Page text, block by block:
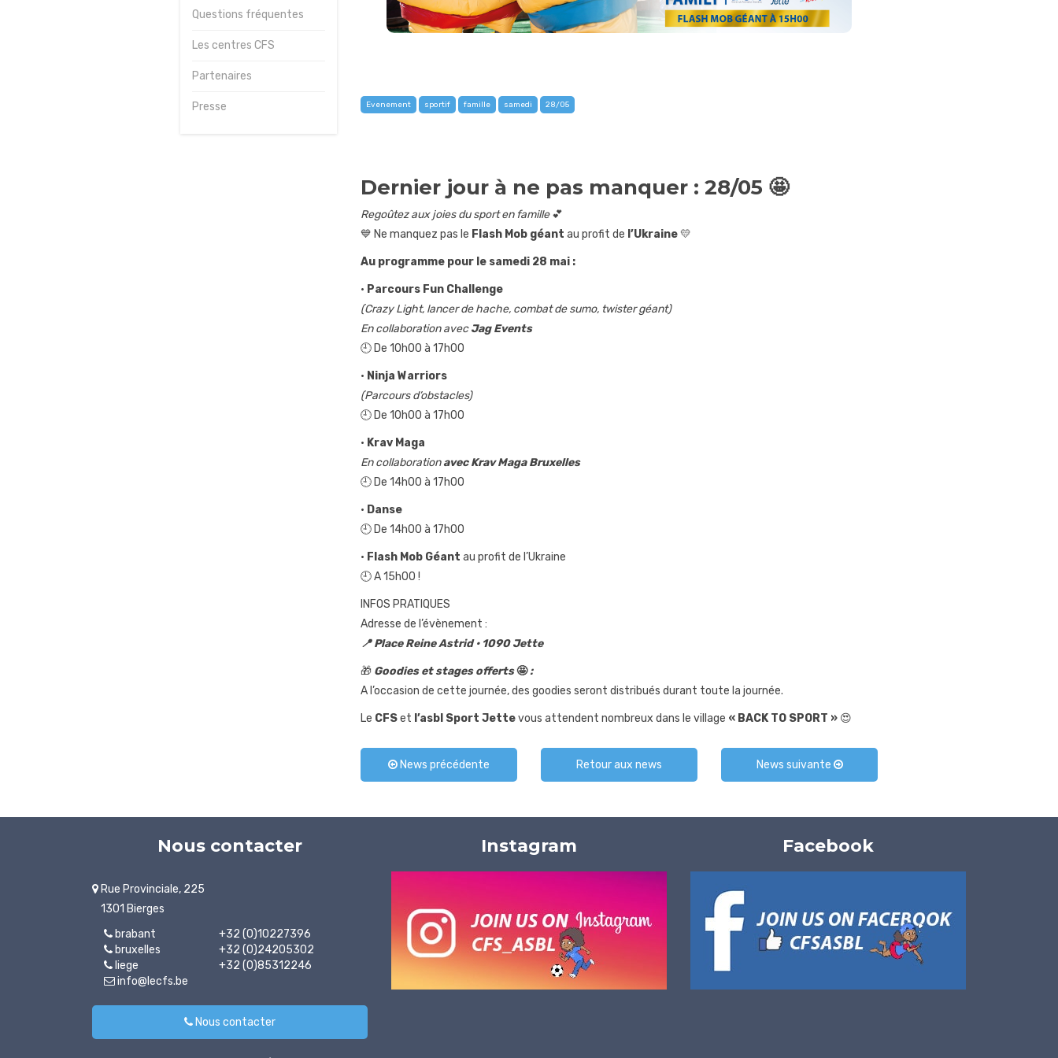
Questions fréquentes
Les centres CFS
Partenaires
Presse Evenement sportif famille samedi 28/05
Dernier jour à ne pas manquer : 28/05 🤩
Regoûtez aux joies du sport en famille💕
💙 Ne manquez pas le Flash Mob géant au profit de l’Ukraine 💛
Au programme pour le samedi 28 mai :
• Parcours Fun Challenge
(Crazy Light, lancer de hache, combat de sumo, twister géant)
En collaboration avecJag Events
🕘 De 10h00 à 17h00
• Ninja Warriors
(Parcours d’obstacles)
🕘 De 10h00 à 17h00
• Krav Maga
En collaborationavec Krav Maga Bruxelles
🕘 De 14h00 à 17h00
• Danse
🕘 De 14h00 à 17h00
• Flash Mob Géant au profit de l’Ukraine
🕘 A 15h00 !
INFOS PRATIQUES
Adresse de l’évènement :
📍 Place Reine Astrid • 1090 Jette
🎁 Goodies et stages offerts🤩:
A l’occasion de cette journée, des goodies seront distribués durant toute la journée.
Le CFSet l’asbl Sport Jettevous attendent nombreux dans le village « BACK TO SPORT » 😍
News précédente Retour aux news News suivante
Nous contacter
Rue Provinciale, 225
1301 Bierges
brabant
+32 (0)10227396
bruxelles
+32 (0)24205302
liege
+32 (0)85312246
info@lecfs.be
Nous contacter
Instagram Facebook